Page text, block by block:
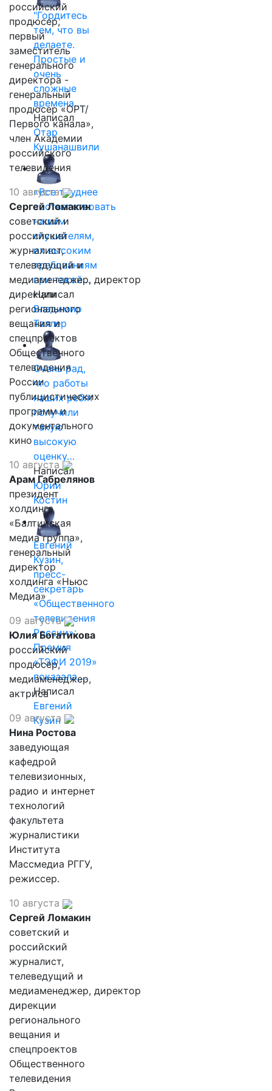
"Гордитесь
тем, что вы
делаете.
Простые и
очень
сложные
времена…
Написал
Отар
Кушанашвили
«Все труднее
соответствовать
нашим
слушателям,
их высоким
требованиям
при такой…
Написал
Владимир
Таллер
Очень рад,
что работы
наших ребят
получили
такую
высокую
оценку…
Написал
Юрий
Костин
Евгений
Кузин,
пресс-
секретарь
«Общественного
телевидения
России»:
Премия
«ТЭФИ 2019»
показала,…
Написал
Евгений
Кузин
российский
продюсер,
первый
заместитель
генерального
директора -
генеральный
продюсер «ОРТ/
Первого канала»,
член Академии
российского
телевидения
10 августа
Сергей Ломакин
советский и
российский
журналист,
телеведущий и
медиаменеджер, директор
дирекции
регионального
вещания и
спецпроектов
Общественного
телевидения
России
публицистических
программ и
документального
кино
10 августа
Арам Габрелянов
президент
холдинга
«Балтийская
медиа группа»,
генеральный
директор
холдинга «Ньюс
Медиа»
09 августа
Юлия Богатикова
российский
продюсер,
медиаменеджер,
актриса
09 августа
Нина Ростова
заведующая
кафедрой
телевизионных,
радио и интернет
технологий
факультета
журналистики
Института
Массмедиа РГГУ,
режиссер.
10 августа
Сергей Ломакин
советский и
российский
журналист,
телеведущий и
медиаменеджер, директор
дирекции
регионального
вещания и
спецпроектов
Общественного
телевидения